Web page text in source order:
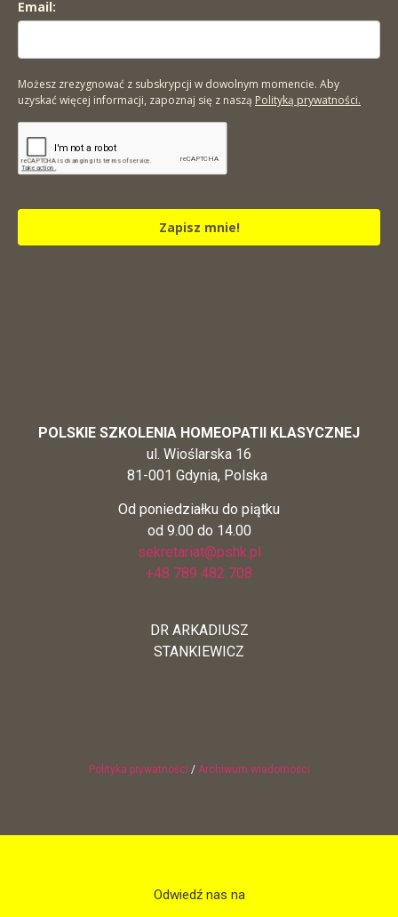
Email:
Możesz zrezygnować z subskrypcji w dowolnym momencie. Aby
uzyskać więcej informacji, zapoznaj się z naszą Polityką prywatności.
Zapisz mnie!
POLSKIE SZKOLENIA HOMEOPATII KLASYCZNEJ
ul. Wioślarska 16
81-001 Gdynia, Polska
Od poniedziałku do piątku
od 9.00 do 14.00
sekretariat@pshk.pl
+48 789 482 708
DR ARKADIUSZ
STANKIEWICZ
Polityka prywatności / Archiwum wiadomości
Odwiedź nas na